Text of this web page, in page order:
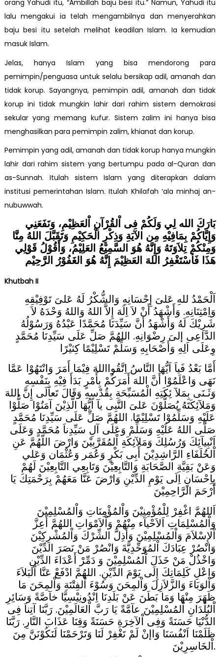
orang Yahudi itu, “Ambillah baju besi itu.” Namun, Yahudi itu
lalu mengakui ia telah mengambilnya dan menyerahkan
baju besi itu setelah melihat keadilan Islam. Ia kemudian
masuk Islam.
Jelas, hanya Islam yang bisa mendorong para
pemimpin/penguasa untuk selalu bersikap adil, amanah dan
tidak korup. Sayangnya, pemimpin adil, amanah dan tidak
korup ini tidak mungkin lahir dari rahim sistem demokrasi
sekular yang memang kufur. Sistem zalim ini hanya bisa
menghasilkan para pemimpin zalim, khianat dan korup.
Pemimpin yang adil, amanah dan tidak korup hanya mungkin
lahir dari rahim sistem yang bertumpu pada al-Quran dan
as-Sunnah. Itulah sistem Islam yang diterapkan dalam
institusi pemerintahan Islam. Itulah Khilafah ‘ala minhaj an-
nubuwwah.
بَارَكَ الله لِي وَلَكُمْ فِى اْلقُرْآنِ اْلعَظِيْمِ، وَنَفَعَنِي
وَإِيَّاكُمْ بِمَافِيْهِ مِن الآيَةِ وَذِكْرِ الْحَكِيْمِ وَتَقَبَّلَ اللهُ مِنَّا
وَمِنْكُمْ تِلاَوَتَهُ وَإِنَّهُ هُوَ السَّمِيْعُ العَلِيْمُ، وَأَقُوْلُ قَوْلِي
هَذَا فَأسْتَغْفِرُ اللهَ العَظِيْمَ إِنَّهُ هُوَ الغَفُوْرُ الرَّحِيْم
Khutbah II
اَلْحَمْدُ للهِ عَلىَ إِحْسَانِهِ وَالشُّكْرُ لَهُ عَلىَ تَوْفِيْقِهِ
وَاِمْتِنَانِهِ. وَأَشْهَدُ أَنْ لاَ اِلَهَ إِلاَّ اللهُ وَاللهُ وَحْدَهُ لاَ
شَرِيْكَ لَهُ وَأَشْهَدُ أنَّ سَيِّدَنَا مُحَمَّدًا عَبْدُهُ وَرَسُوْلُهُ
الدَّاعِى إلىَ رِضْوَانِهِ. اللهُمَّ صَلِّ عَلَى سَيِّدِنَا مُحَمَّدٍ
وِعَلَى اَلِهِ وَأَصْحَابِهِ وَسَلِّمْ تَسْلِيْمًا كِثيْرًا
أَمَّا بَعْدُ فَياَ اَيُّهَا النَّاسُ اِتَّقُوااللهَ فِيْمَا أَمَرَ وَانْتَهُوْا عَمَّا
نَهَى وَاعْلَمُوْا أَنَّ اللهَ أَمَرَكُمْ بِأَمْرٍ بَدَأَ فِيْهِ بِنَفْسِهِ
وَثَـنَى بِمَلآ ئِكَتِهِ الْمُسَبِّحَةِ بِقُدْسِهِ وَقَالَ تَعاَلَى إِنَّ اللهَ
وَمَلآئِكَتَهُ يُصَلُّوْنَ عَلىَ النَّبِى يآ اَيُّهَا الَّذِيْنَ آمَنُوْا صَلُّوْا
عَلَيْهِ وَسَلِّمُوْا تَسْلِيْمًا. اللهُمَّ صَلِّ عَلَى سَيِّدِنَا مُحَمَّدٍ
صَلَّى اللهُ عَلَيْهِ وَسَلِّمْ وَعَلَى آلِ سَيِّدِناَ مُحَمَّدٍ وَعَلَى
اَنْبِيآئِكَ وَرُسُلِكَ وَمَلآئِكَةِ اْلمُقَرَّبِيْنَ وَارْضَ اللّهُمَّ عَنِ
اْلخُلَفَاءِ الرَّاشِدِيْنَ أَبِى بَكْرٍ وَعُمَر وَعُثْمَان وَعَلي
وَعَنْ بَقِيَّةِ الصَّحَابَةِ وَالتَّابِعِيْنَ وَتَابِعِي التَّابِعِيْنَ لَهُمْ
بِاِحْسَانٍ اِلَى يَوْمِ الدِّيْنِ وَارْضَ عَنَّا مَعَهُمْ بِرَحْمَتِكَ يَا
أَرْحَمَ الرَّاحِمِيْنَ
اَللهُمَّ اغْفِرْ لِلْمُؤْمِنِيْنَ وَاْلمُؤْمِنَاتِ وَاْلمُسْلِمِيْنَ
وَاْلمُسْلِمَاتِ اَلاَحْيآء مِنْهُمْ وَاْلاَمْوَاتِ اللهُمَّ أَعِزَّ
اْلإِسْلاَمَ وَاْلمُسْلِمِيْنَ وَأَذِلَّ الشِّرْكَ وَاْلمُشْرِكِيْنَ
وَانْصُرْ عِبَادَكَ اْلمُوَحِّدِيَّةَ وَانْصُرْ مَنْ نَصَرَ الدِّيْنَ
وَاخْذُلْ مَنْ خَذَلَ اْلمُسْلِمِيْنَ وَ دَمِّرْ أَعْدَاءَ الدِّيْنِ
وَاعْلِ كَلِمَاتِكَ إِلَى يَوْمَ الدِّيْنِ. اللهُمَّ ادْفَعْ عَنَّا اْلبَلاَءَ
وَاْلوَبَاءَ وَالزَّلاَزِلَ وَاْلمِحَنَ وَسُوْءَ اْلفِتْنَةِ وَاْلمِحَنَ مَا
ظَهَرَ مِنْهَا وَمَا بَطَنَ عَنْ بَلَدِنَا اِنْدُونِيْسِيَّا خآصَّةً وَسَائِرِ
اْلبُلْدَانِ اْلمُسْلِمِيْنَ عآمَّةً يَا رَبَّ اْلعَالَمِيْنَ. رَبَّنَا آتِناَ فِى
الدُّنْيَا حَسَنَةً وَفِى اْلآخِرَةِ حَسَنَةً وَقِنَا عَذَابَ النَّارِ. رَبَّنَا
ظَلَمْنَا اَنْفُسَنَا وَاإنْ لَمْ تَغْفِرْ لَنَا وَتَرْحَمْنَا لَنَكُوْنَنَّ مِنَ
اْلخَاسِرِيْنَ.